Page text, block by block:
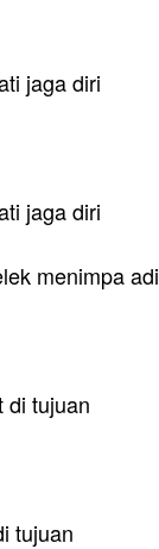
jaga diri
jaga diri
menimpa adi
di tujuan
tujuan